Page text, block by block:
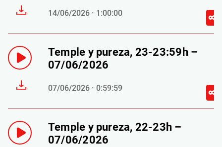
14/06/2026 · 1:00:00
Temple y pureza, 23-23:59h –
07/06/2026
07/06/2026 · 0:59:59
Temple y pureza, 22-23h –
07/06/2026